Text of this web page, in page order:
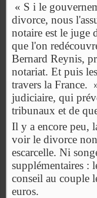
« S i le
divorce, nous
notaire est le juge
que l'on
Bernard Reynis,
notariat. Et puis
travers la France.
judiciaire, qui
tribunaux et de
Il y a encore peu,
voir le divorce
escarcelle. Ni
supplémentaires :
conseil au couple
euros.